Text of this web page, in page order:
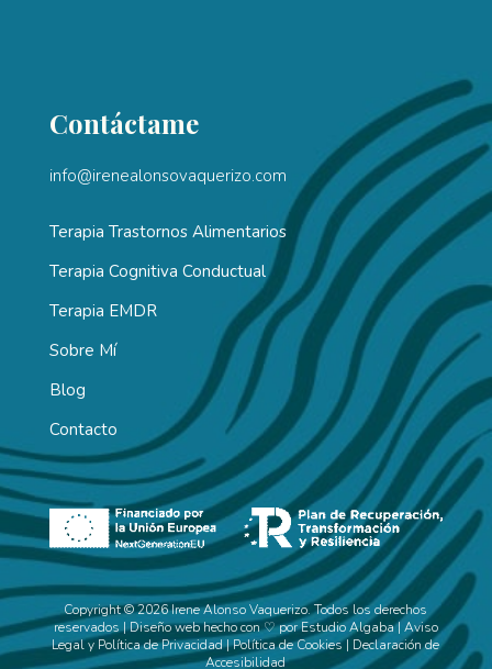
Contáctame
info@irenealonsovaquerizo.com
Terapia Trastornos Alimentarios
Terapia Cognitiva Conductual
Terapia EMDR
Sobre Mí
Blog
Contacto
Copyright © 2026 Irene Alonso Vaquerizo. Todos los derechos
reservados | Diseño web hecho con ♡ porEstudio Algaba| Aviso
Legal y Política de Privacidad|Política de Cookies| Declaración de
Accesibilidad